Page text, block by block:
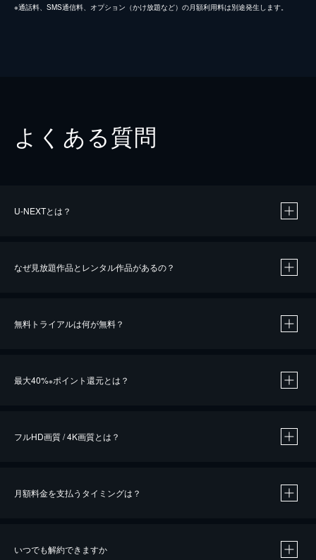
※通話料、SMS通信料、オプション（かけ放題など）の月額利用料は別途発生します。
よくある質問
U-NEXTとは？
なぜ見放題作品とレンタル作品があるの？
無料トライアルは何が無料？
最大40%※ポイント還元とは？
※40％ポイント還元の対象は、クレジットカード決済による作品の購入 / レンタルです。
フルHD画質 / 4K画質とは？
月額料金を支払うタイミングは？
いつでも解約できますか